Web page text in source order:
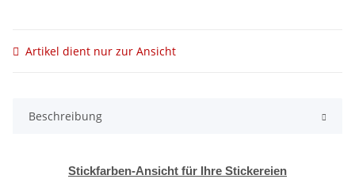
Artikel dient nur zur Ansicht
Beschreibung
Stickfarben-Ansicht für Ihre Stickereien